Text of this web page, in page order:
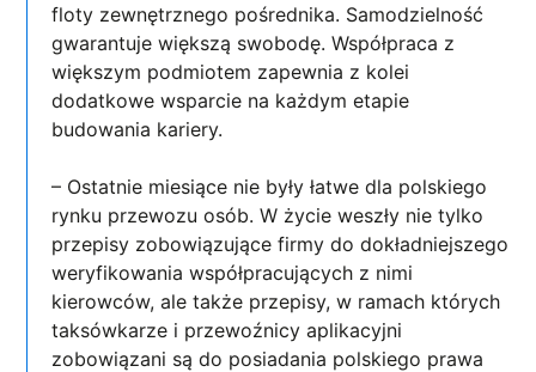
floty zewnętrznego pośrednika. Samodzielność
gwarantuje większą swobodę. Współpraca z
większym podmiotem zapewnia z kolei
dodatkowe wsparcie na każdym etapie
budowania kariery.
– Ostatnie miesiące nie były łatwe dla polskiego
rynku przewozu osób. W życie weszły nie tylko
przepisy zobowiązujące firmy do dokładniejszego
weryfikowania współpracujących z nimi
kierowców, ale także przepisy, w ramach których
taksówkarze i przewoźnicy aplikacyjni
zobowiązani są do posiadania polskiego prawa